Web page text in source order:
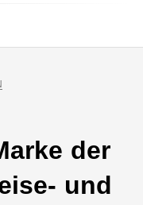
der
und